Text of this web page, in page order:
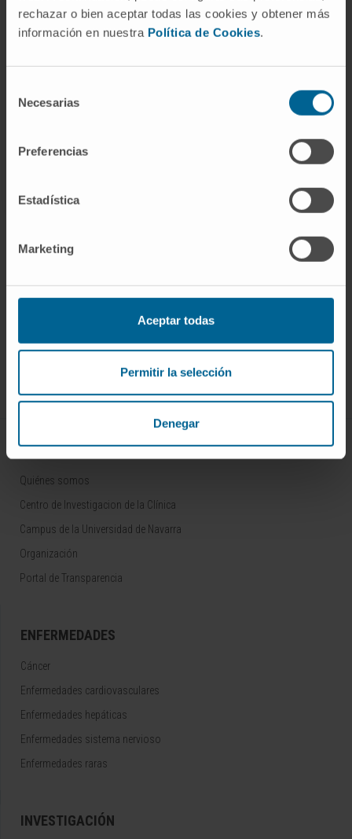
rechazar o bien aceptar todas las cookies y obtener más
información en nuestra Política de Cookies.
Necesarias
Preferencias
Estadística
Marketing
Aceptar todas
Permitir la selección
Denegar
contacte con Cima Universidad de Navarra.
VER TODOS LOS PROYECTOS DE INVESTIGACIÓN DEL
Darse de alta en nuestro boletín
SUSCRIBIRSE
CONOZCA EL CIMA
Quiénes somos
Centro de Investigacion de la Clínica
Campus de la Universidad de Navarra
Organización
Portal de Transparencia
ENFERMEDADES
Cáncer
Enfermedades cardiovasculares
Enfermedades hepáticas
Enfermedades sistema nervioso
Enfermedades raras
INVESTIGACIÓN